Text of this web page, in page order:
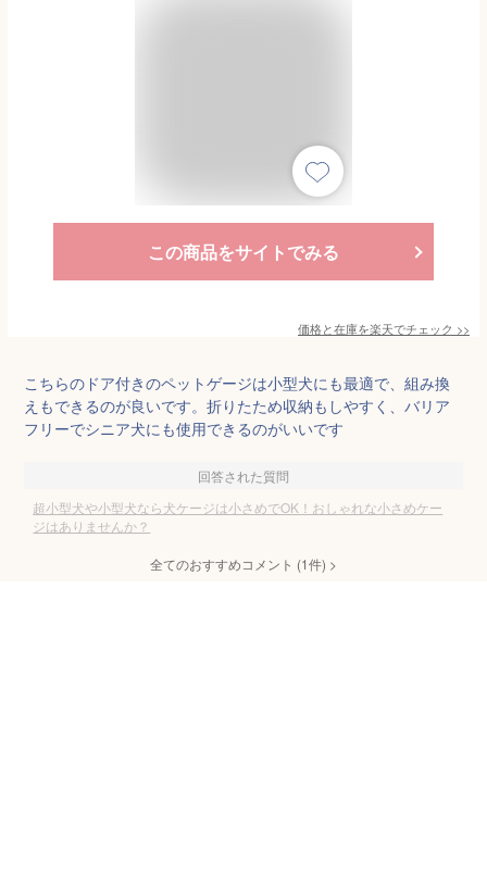
この商品をサイトでみる
価格と在庫を楽天でチェック >>
こちらのドア付きのペットゲージは小型犬にも最適で、組み換
えもできるのが良いです。折りたため収納もしやすく、バリア
フリーでシニア犬にも使用できるのがいいです
回答された質問
超小型犬や小型犬なら犬ケージは小さめでOK！おしゃれな小さめケー
ジはありませんか？
全てのおすすめコメント (1件) >